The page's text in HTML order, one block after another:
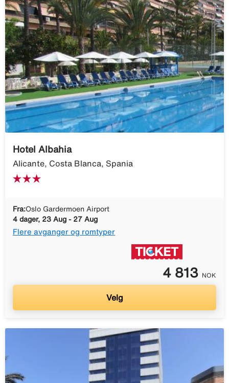
Hotel Albahia
Alicante, Costa Blanca, Spania
Fra:Oslo Gardermoen Airport
4 dager, 23 Aug - 27 Aug
Flere avganger og romtyper
4 813 NOK
Velg